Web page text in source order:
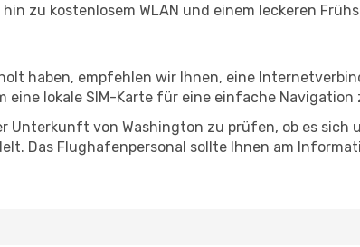
zu kostenlosem WLAN und einem leckeren
haben, empfehlen wir Ihnen, eine
lokale SIM-Karte für eine einfache Navigation
Unterkunft von Washington zu prüfen, ob es sich
Das Flughafenpersonal sollte Ihnen am